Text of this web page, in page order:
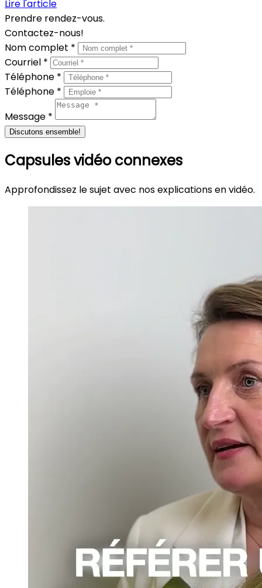
Lire l'article
Prendre rendez-vous.
Contactez-nous!
Nom complet *
Courriel *
Téléphone *
Téléphone *
Message *
Discutons ensemble!
Capsules vidéo connexes
Approfondissez le sujet avec nos explications en vidéo.